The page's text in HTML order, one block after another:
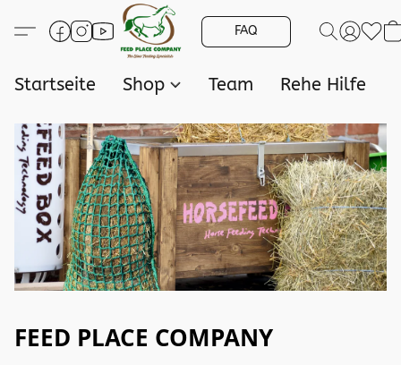
FAQ
Startseite Shop Team Rehe Hilfe
FEED PLACE COMPANY